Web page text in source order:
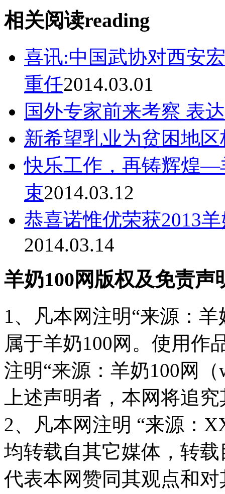
相关阅读reading
喜讯:中国武协对西安
重任2014.03.01
国外专家前来考察 表
新希望乳业为贫困地区
快乐工作，再铸辉煌—
束2014.03.12
恭喜诺惟优荣获2013
2014.03.14
羊奶100网版权及免责声
1、凡本网注明“来源：
属于羊奶100网。使用作
注明“来源：羊奶100网（
上述声明者，本网将追
2、凡本网注明 “来源：
均转载自其它媒体，转
代表本网赞同其观点和